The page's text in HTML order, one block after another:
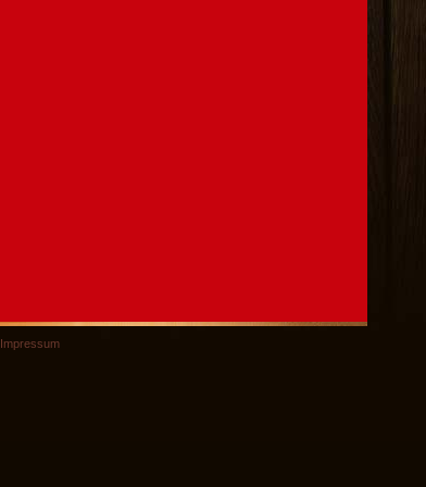
Impressum